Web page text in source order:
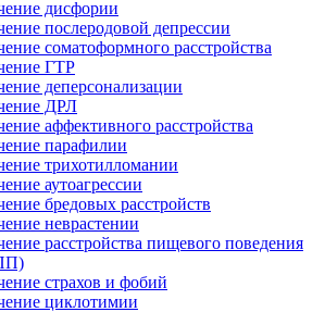
дисфории
послеродовой депрессии
соматоформного расстройства
ГТР
деперсонализации
ДРЛ
аффективного расстройства
парафилии
трихотилломании
аутоагрессии
бредовых расстройств
неврастении
расстройства пищевого поведения
страхов и фобий
циклотимии